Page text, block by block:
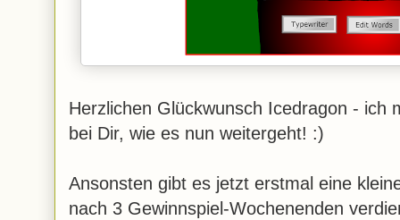
Herzlichen Glückwunsch Icedragon - ich
bei Dir, wie es nun weitergeht! :)
Ansonsten gibt es jetzt erstmal eine
nach 3 Gewinnspiel-Wochenenden